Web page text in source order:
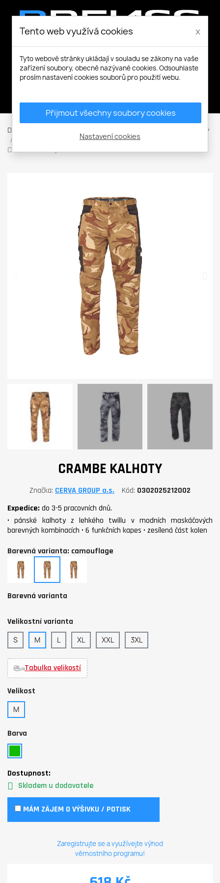
Domů
Kalhoty / Montérky
Kalhoty do pasu
Kalhoty / Montérky
CRAMBE kalhoty
CRAMBE KALHOTY
Značka CERVA GROUP a.s. Kód 0302025212002
Expedice: do 3-5 pracovních dnů.
• pánské kalhoty z lehkého twillu v modních maskáčových
barevných kombinacích • 6 funkčních kapes • zesílená část kolen
Barevná varianta: camouflage
šedá
kamufláž
camouflage
béžová
kamufláž
Barevná varianta
Velikostní varianta
S M L XL XXL 3XL
Tabulka velikostí
Velikost
M
Barva
Dostupnost:
Skladem u dodavatele
MÁM ZÁJEM O VÝŠIVKU / POTISK
Zaregistrujte se a využívejte výhod
věrnostního programu!
Tento web využívá cookies x
Tyto webové stránky ukládají v souladu se zákony na vaše
zařízení soubory, obecně nazývané cookies. Odsouhlaste
prosím nastavení cookies souborů pro použití webu.
Přijmout všechny soubory cookies
Nastavení cookies